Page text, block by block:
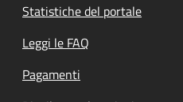
Statistiche del portale
Leggi le FAQ
Pagamenti